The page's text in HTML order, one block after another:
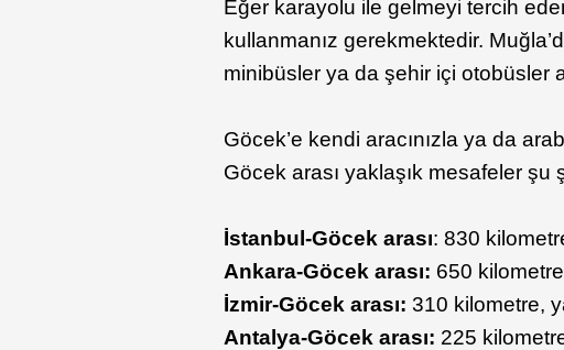
Eğer karayolu ile gelmeyi tercih
kullanmanız gerekmektedir.
minibüsler ya da şehir içi otobüsler
Göcek’e kendi aracınızla ya da
Göcek arası yaklaşık mesafeler şu
İstanbul-Göcek arası: 830
Ankara-Göcek arası: 650
İzmir-Göcek arası: 310 kilometre,
Antalya-Göcek arası: 225